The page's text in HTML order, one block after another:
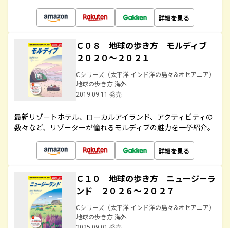
詳細を見る
Ｃ０８ 地球の歩き方 モルディブ
２０２０～２０２１
Cシリーズ（太平洋 インド洋の島々&オセアニア）
地球の歩き方 海外
2019.09.11 発売
最新リゾートホテル、ローカルアイランド、アクティビティの
数々など、リゾーターが憧れるモルディブの魅力を一挙紹介。
詳細を見る
Ｃ１０ 地球の歩き方 ニュージーラ
ンド ２０２６～２０２７
Cシリーズ（太平洋 インド洋の島々&オセアニア）
地球の歩き方 海外